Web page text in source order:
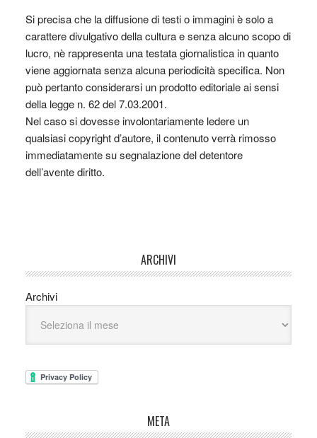
Si precisa che la diffusione di testi o immagini è solo a
carattere divulgativo della cultura e senza alcuno scopo di
lucro, nè rappresenta una testata giornalistica in quanto
viene aggiornata senza alcuna periodicità specifica. Non
può pertanto considerarsi un prodotto editoriale ai sensi
della legge n. 62 del 7.03.2001.
Nel caso si dovesse involontariamente ledere un
qualsiasi copyright d’autore, il contenuto verrà rimosso
immediatamente su segnalazione del detentore
dell’avente diritto.
ARCHIVI
Archivi
META